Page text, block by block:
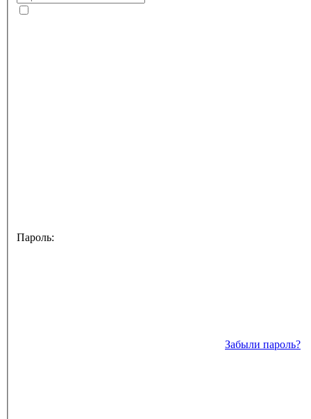
Пароль:
Забыли пароль?